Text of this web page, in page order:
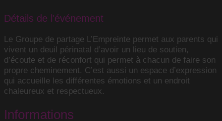
Détails de l'événement
Le Groupe de partage L’Empreinte permet aux parents qui
vivent un deuil périnatal d’avoir un lieu de soutien,
d’écoute et de réconfort qui permet à chacun de faire son
propre cheminement. C’est aussi un espace d’expression
qui accueille les différentes émotions et un endroit
chaleureux et respectueux.
Informations